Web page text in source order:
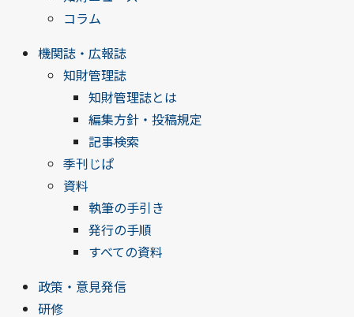
コラム
機関誌・広報誌
知財管理誌
知財管理誌とは
編集方針・投稿規定
記事検索
季刊じぱ
資料
執筆の手引き
発行の手順
すべての資料
政策・意見発信
研修